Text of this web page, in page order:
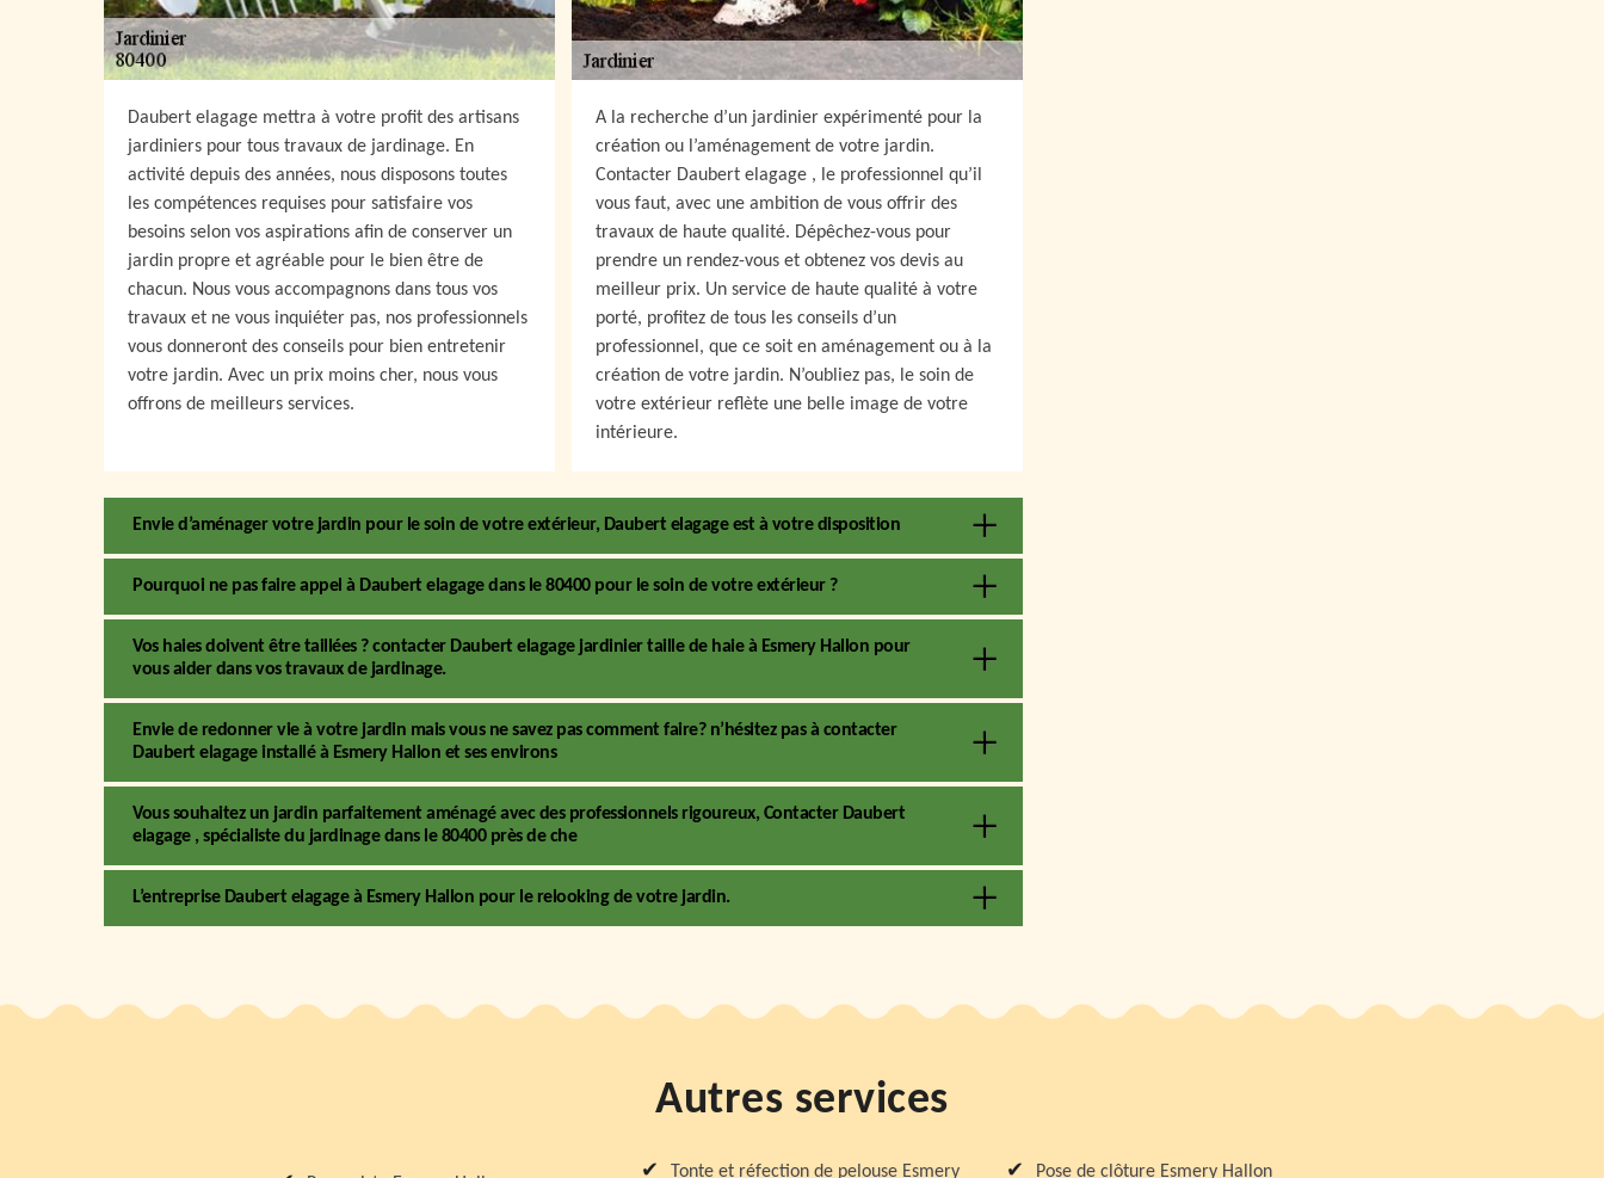
Daubert elagage mettra à votre profit des artisans
jardiniers pour tous travaux de jardinage. En
activité depuis des années, nous disposons toutes
les compétences requises pour satisfaire vos
besoins selon vos aspirations afin de conserver un
jardin propre et agréable pour le bien être de
chacun. Nous vous accompagnons dans tous vos
travaux et ne vous inquiéter pas, nos professionnels
vous donneront des conseils pour bien entretenir
votre jardin. Avec un prix moins cher, nous vous
offrons de meilleurs services.
A la recherche d’un jardinier expérimenté pour la
création ou l’aménagement de votre jardin.
Contacter Daubert elagage , le professionnel qu’il
vous faut, avec une ambition de vous offrir des
travaux de haute qualité. Dépêchez-vous pour
prendre un rendez-vous et obtenez vos devis au
meilleur prix. Un service de haute qualité à votre
porté, profitez de tous les conseils d’un
professionnel, que ce soit en aménagement ou à la
création de votre jardin. N’oubliez pas, le soin de
votre extérieur reflète une belle image de votre
intérieure.
Envie d’aménager votre jardin pour le soin de votre extérieur, Daubert elagage est à votre disposition
Pourquoi ne pas faire appel à Daubert elagage dans le 80400 pour le soin de votre extérieur ?
Vos haies doivent être taillées ? contacter Daubert elagage jardinier taille de haie à Esmery Hallon pour
vous aider dans vos travaux de jardinage.
Envie de redonner vie à votre jardin mais vous ne savez pas comment faire? n’hésitez pas à contacter
Daubert elagage installé à Esmery Hallon et ses environs
Vous souhaitez un jardin parfaitement aménagé avec des professionnels rigoureux, Contacter Daubert
elagage , spécialiste du jardinage dans le 80400 près de che
L’entreprise Daubert elagage à Esmery Hallon pour le relooking de votre jardin.
Autres services
Tonte et réfection de pelouse Esmery Pose de clôture Esmery Hallon